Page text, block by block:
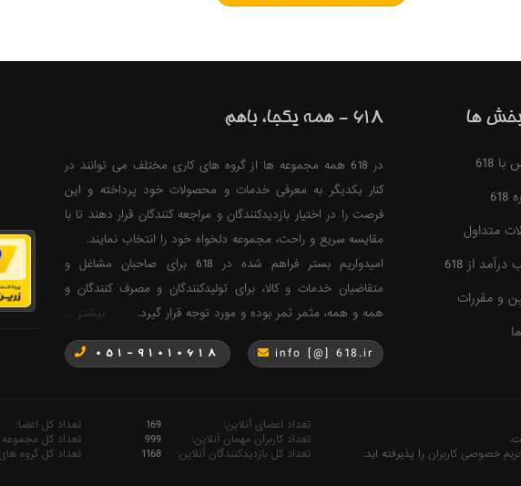
بخش ها
618
متداول
از 618
و مقررات
618 - همه یکجا، باهم
در 618 همه مجموعه ها از گروه های کاری مختلف می توانند در
کنار یکدیگر به معرفی خدمات و محصولات خود پرداخته و این
فرصت را در اختیار بازدیدکنندگان و مراجعه کنندگان قرار دهند تا با
مقایسه سریع و راحت، مجموعه دلخواه خود را انتخاب نمایند.
امیدواریم بستر فراهم شده در 618 برای صاحبان مشاغل و
متقاضیان خدمات و کالا، برای تولیدکنندگان و مصرف کنندگان و
همه و همه، مثمر ثمر بوده و مورد توجه قرار گیرد.
بیشتر ...
051-91010618 info [@] 618.ir
خصوصی کاربران را پذیرفته اید.
تعداد اعضای آنلاین:
169
تعداد کاربران مهمان آنلاین:
999
تعداد کل بازدیدکنندگان آنلاین:
1168
تعداد کل اعضا:
تعداد کل مجموعه
تعداد کل گروه